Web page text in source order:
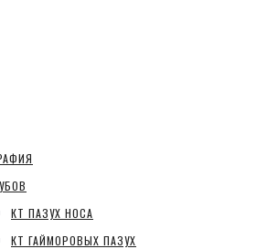
КТ ПАЗУХ НОСА
КТ ГАЙМОРОВЫХ ПАЗУХ